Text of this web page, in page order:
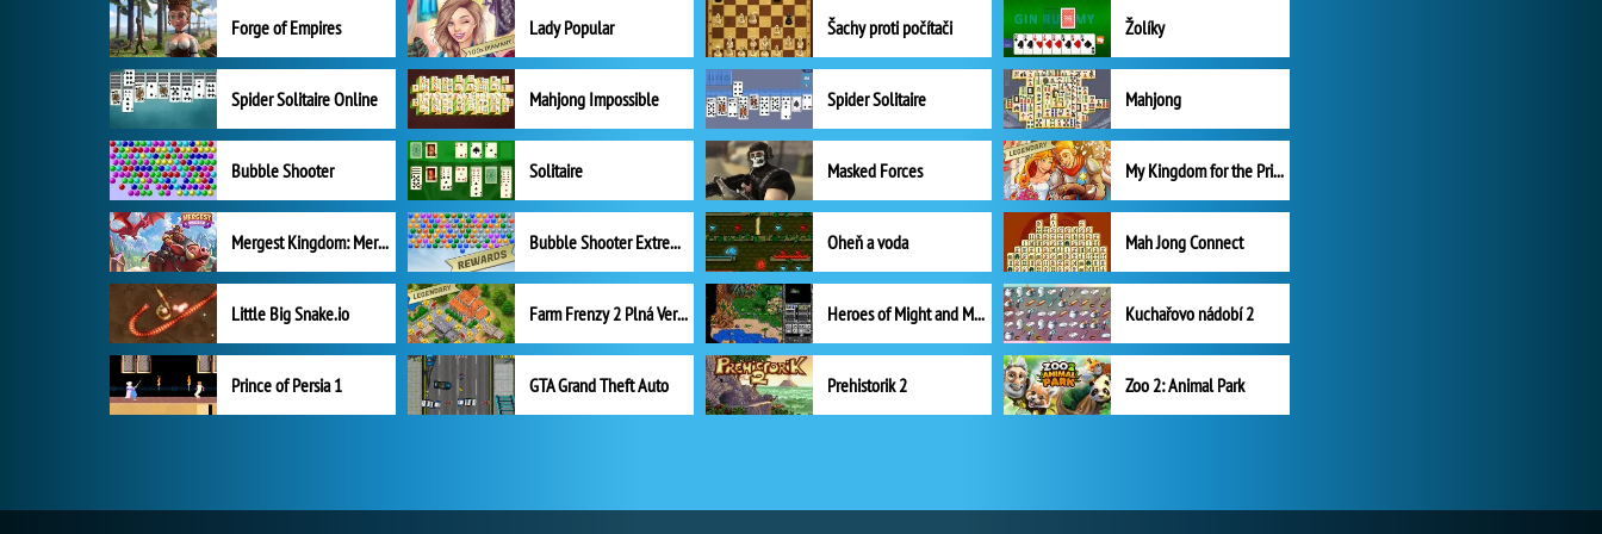
Forge of Empires Lady Popular Šachy proti počítači Žolíky
Spider Solitaire Online Mahjong Impossible Spider Solitaire Mahjong
Bubble Shooter Solitaire Masked Forces My Kingdom for the Princess Plná verze
Mergest Kingdom: Merge Puzzle Bubble Shooter Extreme Oheň a voda Mah Jong Connect
Little Big Snake.io Farm Frenzy 2 Plná Verze Heroes of Might and Magic II Kuchařovo nádobí 2
Prince of Persia 1 GTA Grand Theft Auto Prehistorik 2 Zoo 2: Animal Park